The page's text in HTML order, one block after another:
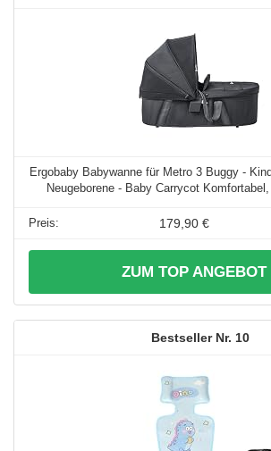
Ergobaby Babywanne für Metro 3 Buggy -
Neugeborene - Baby Carrycot
179,90 €
ZUM TOP ANGEBOT
10